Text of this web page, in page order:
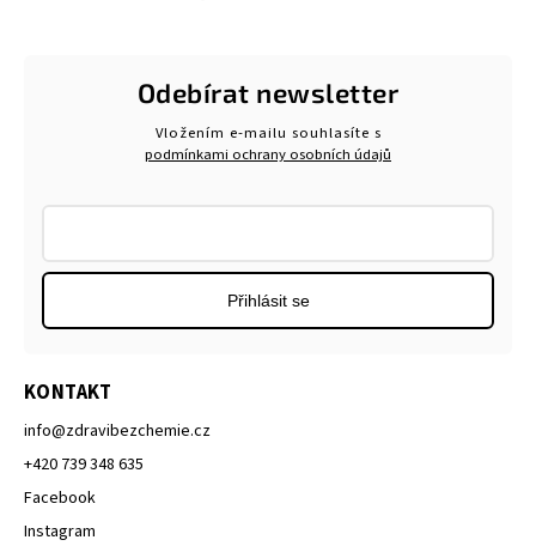
KONTAKT
info@zdravibezchemie.cz
+420 739 348 635
Facebook
Instagram
Odebírat newsletter
Vložením e-mailu souhlasíte s
podmínkami ochrany osobních údajů
Přihlásit se